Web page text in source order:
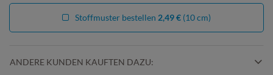
Stoffmuster bestellen 2,49 € (10 cm)
ANDERE KUNDEN KAUFTEN DAZU: